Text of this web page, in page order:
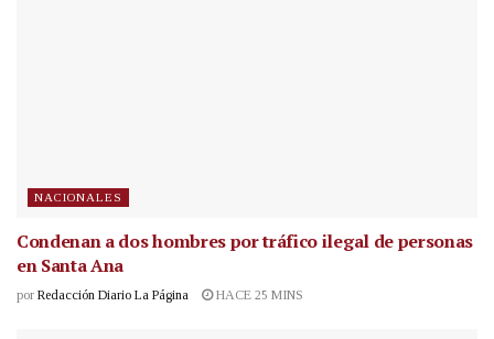
NACIONALES
Condenan a dos hombres por tráfico ilegal de personas
en Santa Ana
por Redacción Diario La Página HACE 25 MINS